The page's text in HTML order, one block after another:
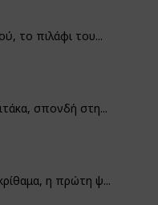
το πιλάφι του...
σπονδή στη...
η πρώτη ψ...